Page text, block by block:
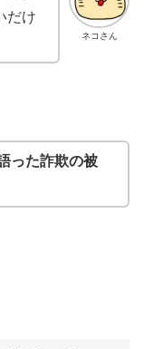
ネコさん
だけ
った詐欺の被